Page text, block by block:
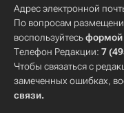
Адрес электронной
По вопросам
воспользуйтесьформой
Телефон Редакции: 7
Чтобы связаться с
замеченных ошибках,
связи.